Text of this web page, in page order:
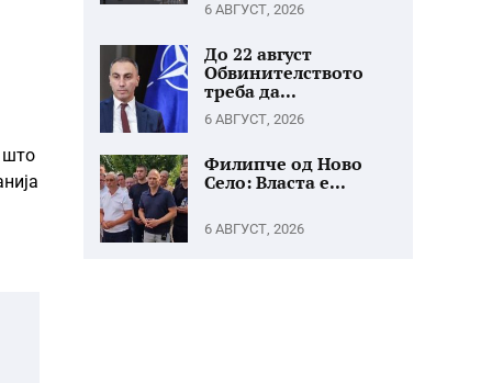
што
6 АВГУСТ, 2026
До 22 август
Обвинителството
треба да...
6 АВГУСТ, 2026
Филипче од Ново
Село: Власта е...
6 АВГУСТ, 2026